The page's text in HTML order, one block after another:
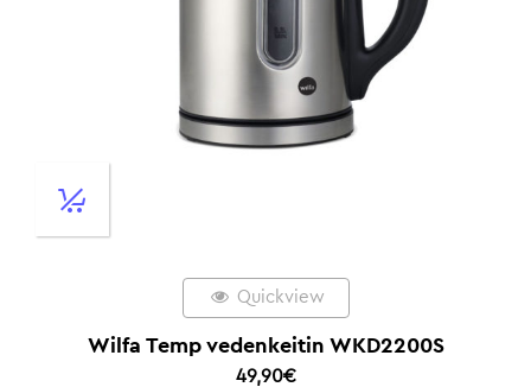
Quickview
Wilfa Temp vedenkeitin WKD2200S
49,90€